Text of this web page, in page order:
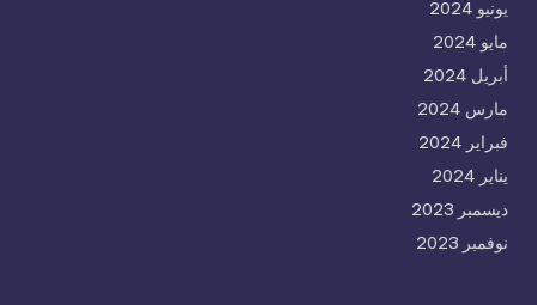
يونيو 2024
مايو 2024
أبريل 2024
مارس 2024
فبراير 2024
يناير 2024
ديسمبر 2023
نوفمبر 2023